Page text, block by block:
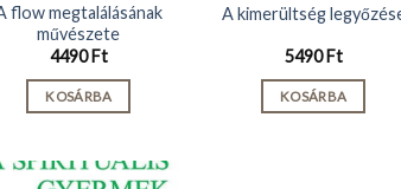
flow megtalálásának
művészete
4490Ft
KOSÁRBA
A kimerültség
5490Ft
KOSÁRBA